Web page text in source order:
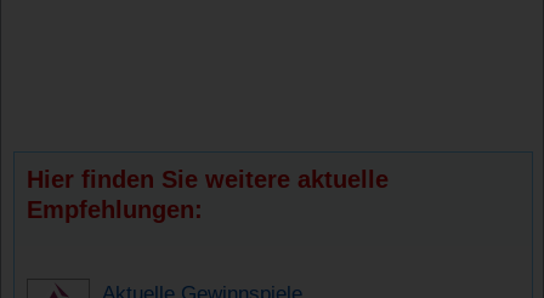
Hier finden Sie weitere aktuelle
Empfehlungen:
Aktuelle Gewinnspiele